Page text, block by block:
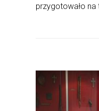
przygotowało na